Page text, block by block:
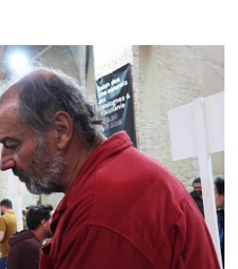
上のミネラル感は 存在しないだろ
７時までです。 サンフォニー東京事
13-3 ACN銀座ビル４F TEL